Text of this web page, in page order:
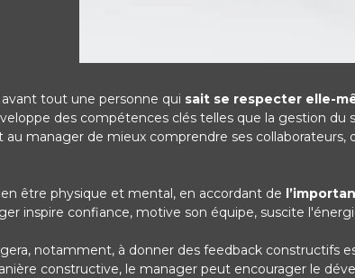
tout une personne qui sait se respecter elle-
des compétences clés telles que la gestion du
manager de mieux comprendre ses
être physique et mental, en accordant de
inspire confiance, motive son équipe, suscite
notamment, à donner des feedback constructifs
constructive, le manager peut encourager le